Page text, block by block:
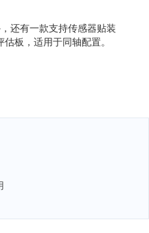
还有一款支持传感器贴装
板，适用于同轴配置。